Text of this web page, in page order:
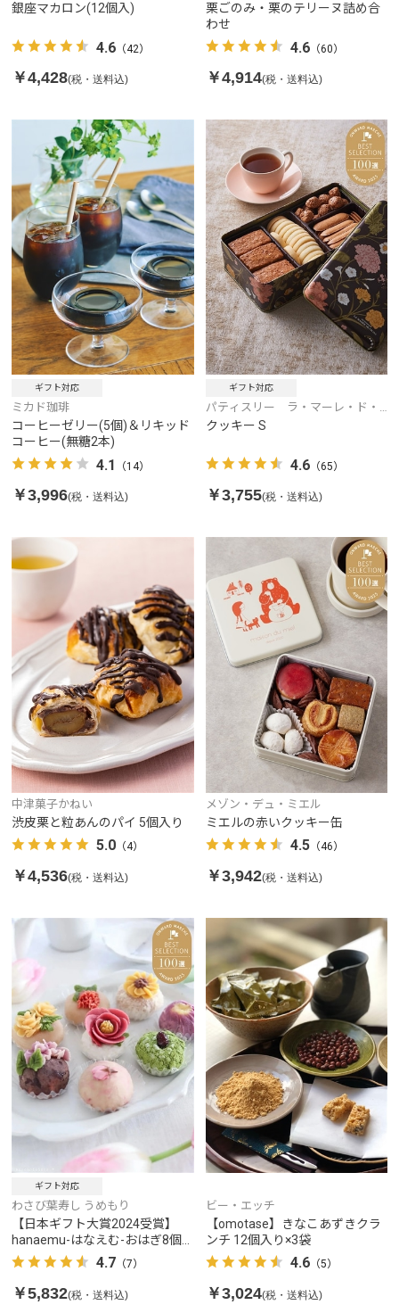
銀座マカロン(12個入)
4.6 （42）
￥4,428(税・送料込)
栗ごのみ・栗のテリーヌ詰め合
わせ
4.6（60）
￥4,914(税・送料込)
ギフト対応
ミカド珈琲
コーヒーゼリー(5個)＆リキッド
コーヒー(無糖2本)
4.1 （14）
￥3,996(税・送料込)
ギフト対応
パティスリー ラ・マーレ・ド・
チャヤ
クッキー S
4.6（65）
￥3,755(税・送料込)
中津菓子かねい
渋皮栗と粒あんのパイ 5個入り
5.0 （4）
￥4,536(税・送料込)
メゾン・デュ・ミエル
ミエルの赤いクッキー缶
4.5（46）
￥3,942(税・送料込)
ギフト対応
わさび葉寿し うめもり
【日本ギフト大賞2024受賞】
hanaemu-はなえむ-おはぎ8個
入
4.7 （7）
￥5,832(税・送料込)
ビー・エッチ
【omotase】きなこあずきクラ
ンチ 12個入り×3袋
4.6（5）
￥3,024(税・送料込)